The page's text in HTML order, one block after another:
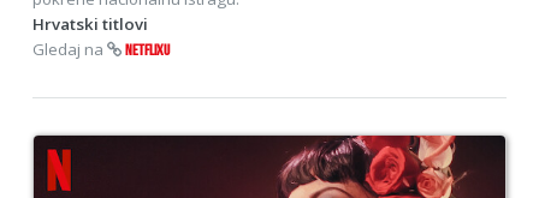
Hrvatski titlovi
Gledaj na
NETFLIXU